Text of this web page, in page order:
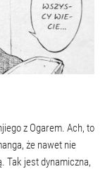
z Ogarem. Ach, to
że nawet nie
Tak jest dynamiczna,